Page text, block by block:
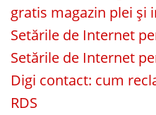
gratis magazin plei și
Setările de Internet
Setările de Internet
Digi contact: cum
RDS